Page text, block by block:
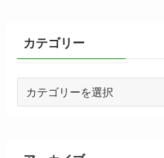
カテゴリー
ー